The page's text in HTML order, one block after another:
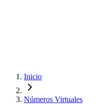
Inicio
Números Virtuales